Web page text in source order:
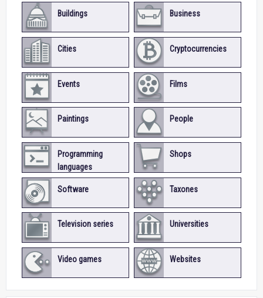
Buildings Business
Cities Cryptocurrencies
Events Films
Paintings People
Programming
languages
Shops
Software Taxones
Television series Universities
Video games Websites